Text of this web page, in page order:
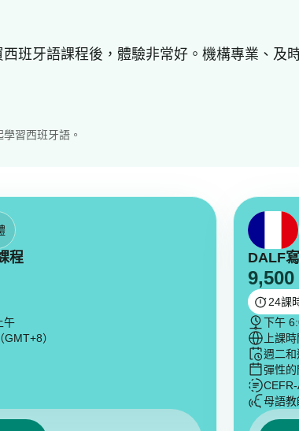
習西班牙語。
班牙語課程後，體驗非常好。機構專業、及
程
午
GMT+8）
DALF
9,500
24課
下午
上課
週二和
彈性的
母語教